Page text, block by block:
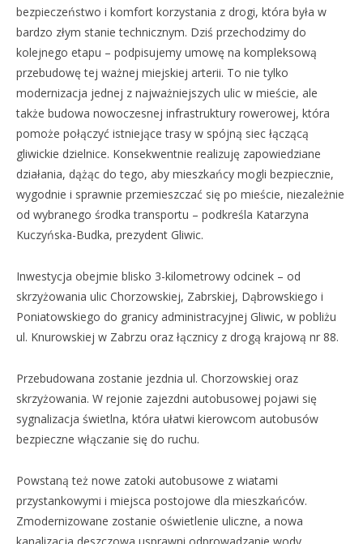
bezpieczeństwo i komfort korzystania z drogi, która była w
bardzo złym stanie technicznym. Dziś przechodzimy do
kolejnego etapu – podpisujemy umowę na kompleksową
przebudowę tej ważnej miejskiej arterii. To nie tylko
modernizacja jednej z najważniejszych ulic w mieście, ale
także budowa nowoczesnej infrastruktury rowerowej, która
pomoże połączyć istniejące trasy w spójną siec łączącą
gliwickie dzielnice. Konsekwentnie realizuję zapowiedziane
działania, dążąc do tego, aby mieszkańcy mogli bezpiecznie,
wygodnie i sprawnie przemieszczać się po mieście, niezależnie
od wybranego środka transportu – podkreśla Katarzyna
Kuczyńska-Budka, prezydent Gliwic.
Inwestycja obejmie blisko 3-kilometrowy odcinek – od
skrzyżowania ulic Chorzowskiej, Zabrskiej, Dąbrowskiego i
Poniatowskiego do granicy administracyjnej Gliwic, w pobliżu
ul. Knurowskiej w Zabrzu oraz łącznicy z drogą krajową nr 88.
Przebudowana zostanie jezdnia ul. Chorzowskiej oraz
skrzyżowania. W rejonie zajezdni autobusowej pojawi się
sygnalizacja świetlna, która ułatwi kierowcom autobusów
bezpieczne włączanie się do ruchu.
Powstaną też nowe zatoki autobusowe z wiatami
przystankowymi i miejsca postojowe dla mieszkańców.
Zmodernizowane zostanie oświetlenie uliczne, a nowa